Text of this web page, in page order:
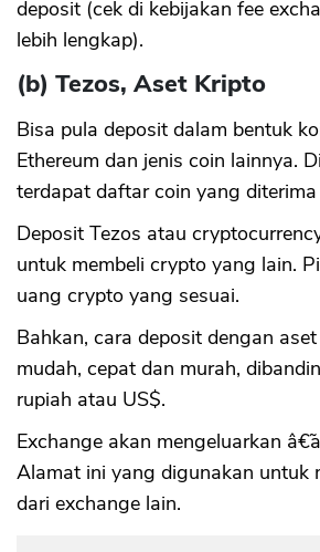
deposit (cek di kebijakan fee
lebih lengkap).
(b) Tezos, Aset Kripto
Bisa pula deposit dalam bentuk
Ethereum dan jenis coin lainnya.
terdapat daftar coin yang
Deposit Tezos atau
untuk membeli crypto yang lain.
uang crypto yang sesuai.
Bahkan, cara deposit dengan
mudah, cepat dan murah,
rupiah atau US$.
Exchange akan mengeluarkan
Alamat ini yang digunakan untuk
dari exchange lain.